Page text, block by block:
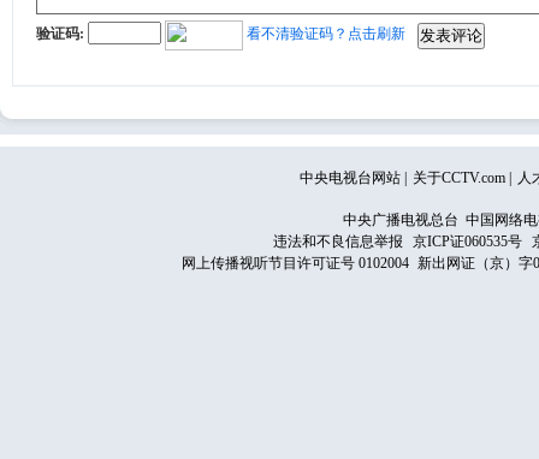
验证码: 看不清验证码？点击刷新
中央电视台网站 关于CCTV.com 人
中央广播电视总台 中国网络
违法和不良信息举报
京ICP证060535号
网上传播视听节目许可证号 0102004 新出网证（京）